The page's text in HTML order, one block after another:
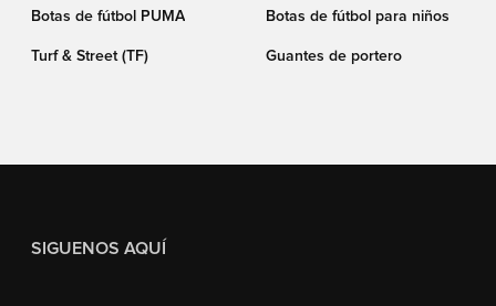
Botas de fútbol PUMA Botas de fútbol para niños
Turf & Street (TF) Guantes de portero
SIGUENOS AQUÍ